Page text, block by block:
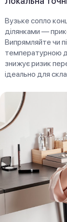
Вузьке сопло
ділянками —
Випрямляйте чи
температурною
знижує ризик
ідеально для